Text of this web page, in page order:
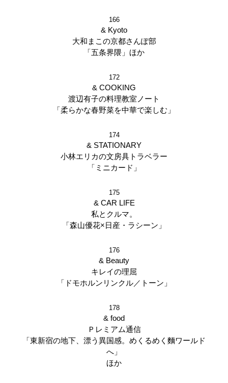
166
& Kyoto
大和まこの京都さんぽ部
「五条界隈」ほか
172
& COOKING
渡辺有子の料理教室ノート
「柔らかな春野菜を中華で楽しむ」
174
& STATIONARY
小林エリカの文房具トラベラー
「ミニカード」
175
& CAR LIFE
私とクルマ。
「森山優花×日産・ラシーン」
176
& Beauty
キレイの理屈
「ドモホルンリンクル／トーン」
178
& food
Ｐレミアム通信
「東新宿の地下、漂う異国感。めくるめく麵ワールド
へ」
ほか